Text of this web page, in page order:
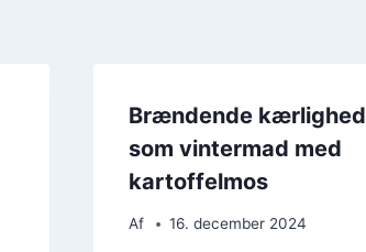
Brændende kærlighed
som vintermad med
kartoffelmos
Af 16. december 2024